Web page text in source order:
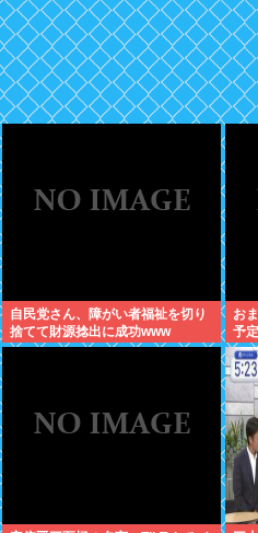
自民党さん、障がい者福祉を切り
捨てて財源捻出に成功www
お
予